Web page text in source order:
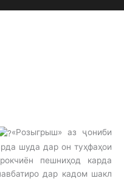
«Розыгрыш» аз ҷониби
шуда дар он туҳфаҳои
пешниҳод карда
дар кадом шакл